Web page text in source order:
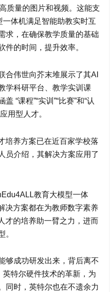
质量的图片和视频。这能支
体机满足智能助教实时互
求，在确保教学质量的基础
件的时间，提升效率。
合伟世向芥末堆展示了其AI
学科研平台、教学实训课
“课程”“实训”“比赛”和“认
用型人才。
培养方案已在近百家学校落
员介绍，其解决方案应用了
教育大模型一体
决方案都在为教师数字素养
才的培养助一臂之力，进而
。
够成功研发出来，背后离不
特尔硬件技术的革新，为
同时，英特尔也在不遗余力